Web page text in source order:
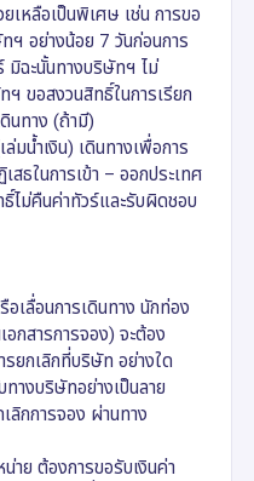
เหลือเป็นพิเศษ เช่น การขอ
ฯ อย่างน้อย 7 วันก่อนการ
มิฉะนั้นทางบริษัทฯ ไม่
ฯ ขอสงวนสิทธิ์ในการเรียก
นทาง (ถ้ามี)
มน้ำเงิน) เดินทางเพื่อการ
ธในการเข้า – ออกประเทศ
ไม่คืนค่าทัวร์และรับผิดชอบ
เลื่อนการเดินทาง นักท่อง
กสารการจอง) จะต้อง
รยกเลิกที่บริษัท อย่างใด
างบริษัทอย่างเป็นลาย
กการจอง ผ่านทาง
ย ต้องการขอรับเงินค่า